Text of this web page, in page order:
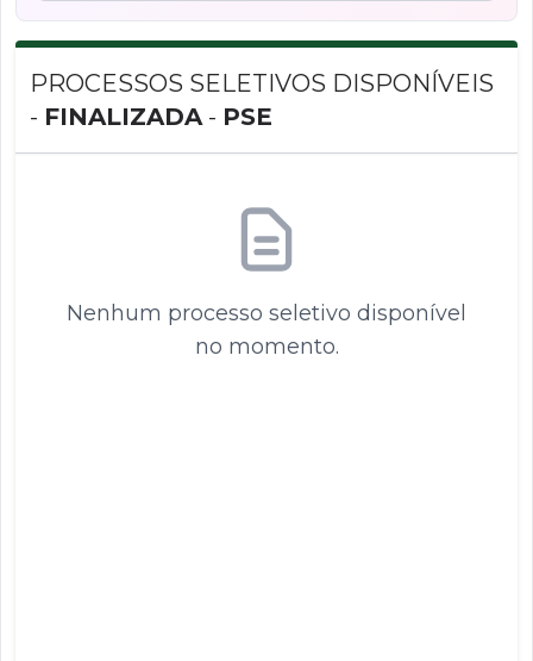
PROCESSOS SELETIVOS DISPONÍVEIS
- FINALIZADA- PSE
Nenhum processo seletivo disponível
no momento.